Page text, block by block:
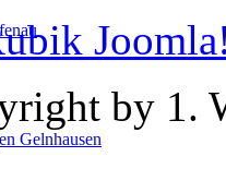
by 1.